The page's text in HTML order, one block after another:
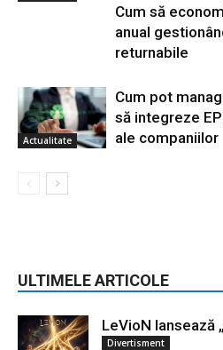
Cum să
anual
returnabile
Actualitate
Cum pot
să integreze
ale companiilor
ULTIMELE ARTICOLE
LeVioN lansează
Divertisment